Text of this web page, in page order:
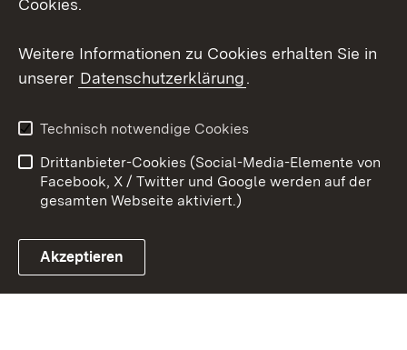
Link zum Landesportal
Barrierefreiheit
Benutzungshinweise
Impressum
Cookies
Cookies.
Weitere Informationen zu Cookies erhalten Sie in
unserer Datenschutzerklärung.
Technisch notwendige Cookies
Drittanbieter-Cookies (Social-Media-Elemente von
Facebook, X / Twitter und Google werden auf der
gesamten Webseite aktiviert.)
Akzeptieren